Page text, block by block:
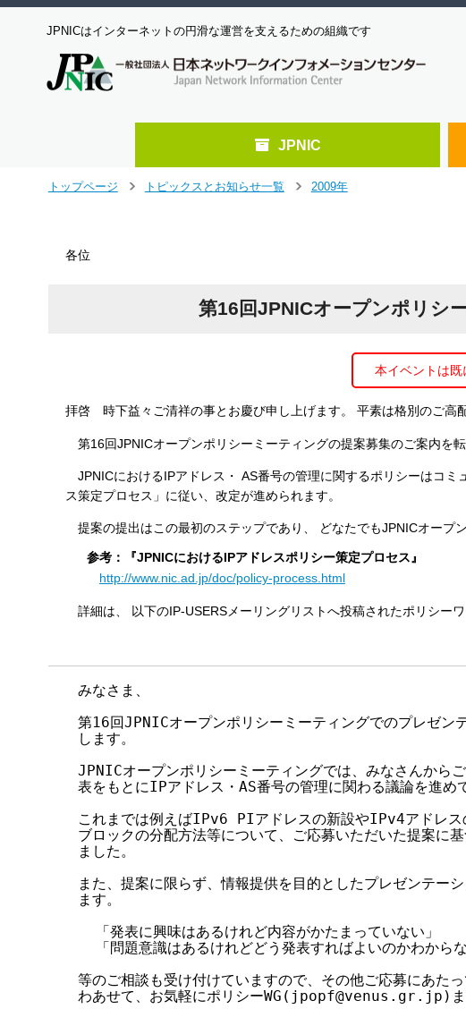
JPNICはインターネットの円滑な運営を支えるための組織です
JPNIC
トップページ
トピックスとお知らせ一覧
2009年
各位
第16回JPNICオープンポリシ
本イベントは既
拝啓 時下益々ご清祥の事とお慶び申し上げます。 平素は格別のご高
第16回JPNICオープンポリシーミーティングの提案募集のご案内を転
JPNICにおけるIPアドレス・ AS番号の管理に関するポリシーはコ
ス策定プロセス」に従い、改定が進められます。
提案の提出はこの最初のステップであり、 どなたでもJPNICオープ
参考：『JPNICにおけるIPアドレスポリシー策定プロセス』
http://www.nic.ad.jp/doc/policy-process.html
詳細は、 以下のIP-USERSメーリングリストへ投稿されたポリシー
みなさま、
第16回JPNICオープンポリシーミーティングでのプレゼン
します。
JPNICオープンポリシーミーティングでは、みなさんから
表をもとにIPアドレス・AS番号の管理に関わる議論を進め
これまでは例えばIPv6 PIアドレスの新設やIPv4アドレス
ブロックの分配方法等について、ご応募いただいた提案に
ました。
また、提案に限らず、情報提供を目的としたプレゼンテー
ます。
  「発表に興味はあるけれど内容がかたまっていない」
「問題意識はあるけれどどう発表すればよいのかわからな
等のご相談も受け付けていますので、その他ご応募にあた
わあせて、お気軽にポリシーWG(jpopf@venus.gr.jp)ま